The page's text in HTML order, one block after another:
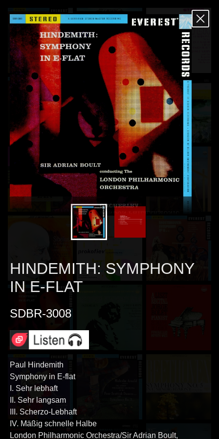
HINDEMITH: SYMPHONY
IN E-FLAT
SDBR-3008
Paul Hindemith
Symphony in E-flat
I. Sehr lebhaft
II. Sehr langsam
III. Scherzo-Lebhaft
IV. Mäßig schnelle Halbe
London Philharmonic Orchestra/Sir Adrian Boult,